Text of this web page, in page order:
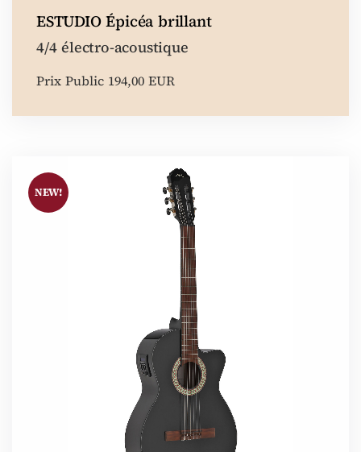
ESTUDIO Épicéa brillant
4/4 électro-acoustique
Prix Public 194,00 EUR
NEW!